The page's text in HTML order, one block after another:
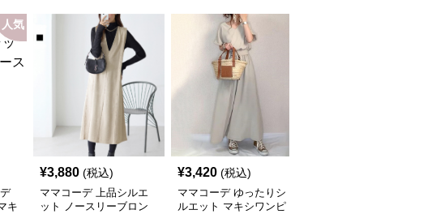
人気
キ
¥3,880 (税込)
ママコーデ 上品シルエ
ット ノースリーブロン
¥3,420 (税込)
ママコーデ ゆったりシ
ルエット マキシワンピ